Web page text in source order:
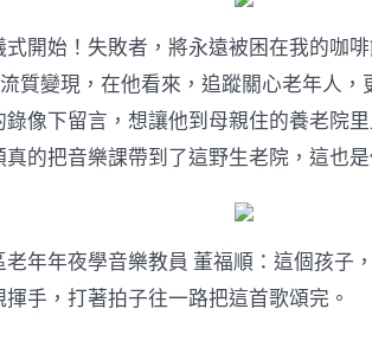
開始！失敗者，將永遠被困在我的咖
質變現，在他看來，追蹤關心老年人
像下留言，想讓他到母親住的養老院
的把音樂課帶到了這野生老院，這也
年年夜學音樂教員 董福順：這個孩子
手，打著拍子往一路把這首歌頌完。